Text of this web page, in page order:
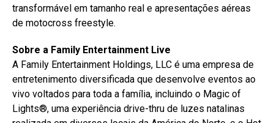
transformável em tamanho real e apresentações aéreas
de motocross freestyle.
Sobre a Family Entertainment Live
A Family Entertainment Holdings, LLC é uma empresa de
entretenimento diversificada que desenvolve eventos ao
vivo voltados para toda a família, incluindo o Magic of
Lights®, uma experiência drive-thru de luzes natalinas